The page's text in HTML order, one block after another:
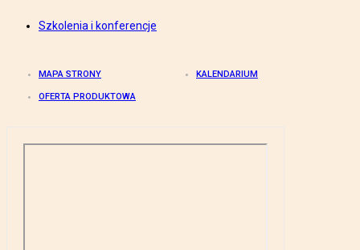
Szkolenia i konferencje
MAPA STRONY KALENDARIUM
OFERTA PRODUKTOWA